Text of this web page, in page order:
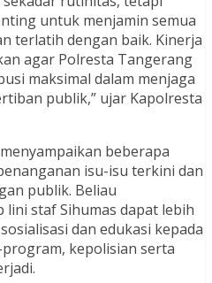
untuk menjamin semua
terlatih dengan baik. Kinerja
agar Polresta Tangerang
maksimal dalam menjaga
publik,” ujar Kapolresta
beberapa
isu-isu terkini dan
publik. Beliau
staf Sihumas dapat lebih
dan edukasi kepada
kepolisian serta